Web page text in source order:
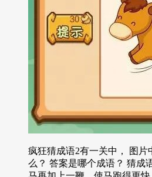
疯狂猜成语2有一关中， 图片
么？ 答案是哪个成语？ 猜成